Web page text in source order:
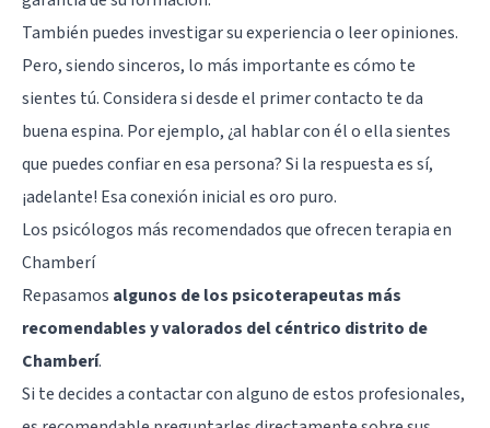
También puedes investigar su experiencia o leer opiniones.
Pero, siendo sinceros, lo más importante es cómo te
sientes tú. Considera si desde el primer contacto te da
buena espina. Por ejemplo, ¿al hablar con él o ella sientes
que puedes confiar en esa persona? Si la respuesta es sí,
¡adelante! Esa conexión inicial es oro puro.
Los psicólogos más recomendados que ofrecen terapia en
Chamberí
Repasamos algunos de los psicoterapeutas más
recomendables y valorados del céntrico distrito de
Chamberí.
Si te decides a contactar con alguno de estos profesionales,